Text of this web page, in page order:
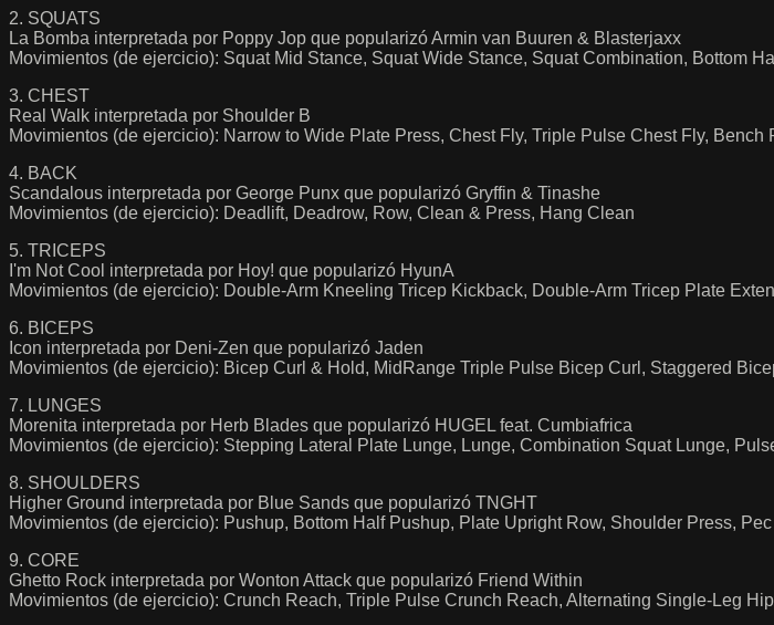
2. SQUATS
La Bomba interpretada por Poppy Jop que popularizó Armin van Buuren & Blasterjaxx
Movimientos (de ejercicio): Squat Mid Stance, Squat Wide Stance, Squat Combination, Bottom
3. CHEST
Real Walk interpretada por Shoulder B
Movimientos (de ejercicio): Narrow to Wide Plate Press, Chest Fly, Triple Pulse Chest Fly,
4. BACK
Scandalous interpretada por George Punx que popularizó Gryffin & Tinashe
Movimientos (de ejercicio): Deadlift, Deadrow, Row, Clean & Press, Hang Clean
5. TRICEPS
I'm Not Cool interpretada por Hoy! que popularizó HyunA
Movimientos (de ejercicio): Double-Arm Kneeling Tricep Kickback, Double-Arm Tricep Plate
6. BICEPS
Icon interpretada por Deni-Zen que popularizó Jaden
Movimientos (de ejercicio): Bicep Curl & Hold, MidRange Triple Pulse Bicep Curl, Staggered
7. LUNGES
Morenita interpretada por Herb Blades que popularizó HUGEL feat. Cumbiafrica
Movimientos (de ejercicio): Stepping Lateral Plate Lunge, Lunge, Combination Squat Lunge,
8. SHOULDERS
Higher Ground interpretada por Blue Sands que popularizó TNGHT
Movimientos (de ejercicio): Pushup, Bottom Half Pushup, Plate Upright Row, Shoulder Press,
9. CORE
Ghetto Rock interpretada por Wonton Attack que popularizó Friend Within
Movimientos (de ejercicio): Crunch Reach, Triple Pulse Crunch Reach, Alternating Single-Leg